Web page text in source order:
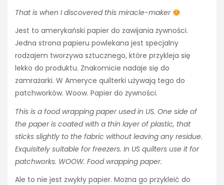
That is when I discovered this miracle-maker
Jest to amerykański papier do zawijania żywności.
Jedna strona papieru powlekana jest specjalny
rodzajem tworzywa sztucznego, które przykleja się
lekko do produktu. Znakomicie nadaje się do
zamrażarki. W Ameryce quilterki używają tego do
patchworków. Woow. Papier do żywności.
This is a food wrapping paper used in US. One side of
the paper is coated with a thin layer of plastic, that
sticks slightly to the fabric without leaving any residue.
Exquisitely suitable for freezers. In US quilters use it for
patchworks. WOOW. Food wrapping paper.
Ale to nie jest zwykły papier. Można go przykleić do